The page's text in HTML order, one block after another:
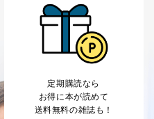
ス、キャンペーン等の広告
るご案内のため
サービス利用状況の把握お
合わせ対応、トラブル対
ため
当社のプライバシーポリシ
て公表する利用目的達成の
定期購読なら
お得に本が読めて
送料無料の雑誌も！